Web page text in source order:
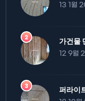
13 1월
가건물
12 9월
퍼라이